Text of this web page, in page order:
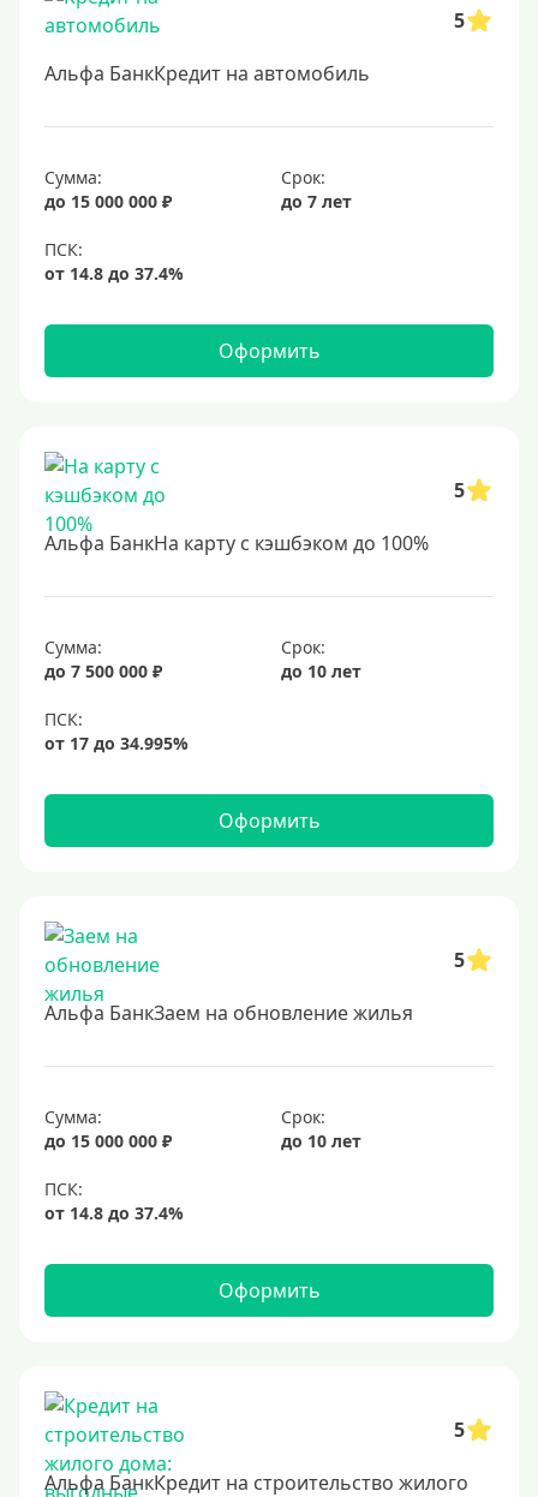
5
Альфа БанкКредит на автомобиль
Сумма:
до 15 000 000 ₽
Срок:
до 7 лет
Оформить
5
Альфа БанкНа карту с кэшбэком до 100%
Сумма:
до 7 500 000 ₽
Срок:
до 10 лет
Оформить
5
Альфа БанкЗаем на обновление жилья
Сумма:
до 15 000 000 ₽
Срок:
до 10 лет
Оформить
5
Альфа БанкКредит на строительство жилого